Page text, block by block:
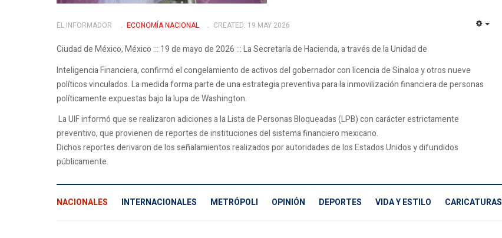
EL INFORMADOR ECONOMÍ­A NACIONAL CREATED: 19 MAY 2026
Ciudad de México, México ::: 19 de mayo de 2026 ::: La Secretaría de Hacienda, a través de la Unidad de
Inteligencia Financiera, confirmó el congelamiento de activos del gobernador con licencia de Sinaloa y otros nueve
políticos vinculados. La medida forma parte de una estrategia preventiva para la inmovilización financiera de personas
políticamente expuestas bajo la lupa de Washington.
La UIF informó que se realizaron adiciones a la Lista de Personas Bloqueadas (LPB) con carácter estrictamente
preventivo, que provienen de reportes de instituciones del sistema financiero mexicano.
Dichos reportes derivaron de los señalamientos realizados por autoridades de los Estados Unidos y difundidos
públicamente.
NACIONALES INTERNACIONALES METRÓPOLI OPINIÓN DEPORTES VIDA Y ESTILO CARICATURAS